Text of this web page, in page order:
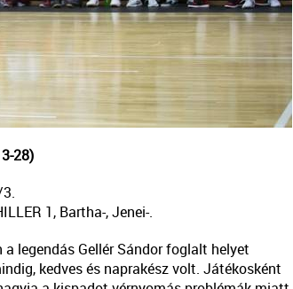
28)
1, Bartha-, Jenei-.
legendás Gellér Sándor foglalt helyet
kedves és naprakész volt. Játékosként